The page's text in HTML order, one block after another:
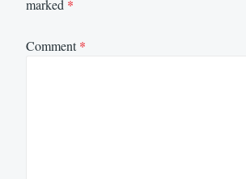
marked *
Comment*